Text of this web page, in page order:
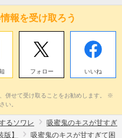
報を受け取ろう
フォロー いいね
併せて受け取ることをお勧めします。 ※
い。
るソワレ
吸蜜鬼のキスが甘すぎ
】
吸蜜鬼のキスが甘すぎて困